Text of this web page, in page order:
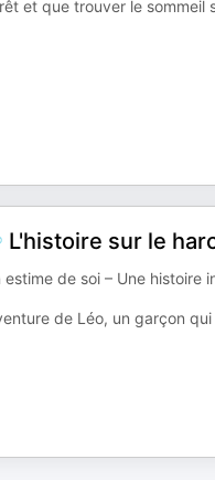
et que trouver le sommeil
L'histoire sur le
de soi – Une
de Léo, un garçon